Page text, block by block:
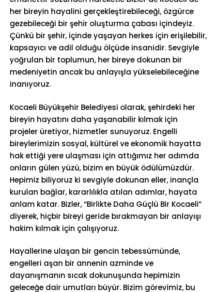
her bireyin hayalini gerçekleştirebileceği, özgürce
gezebileceği bir şehir oluşturma çabası içindeyiz.
Çünkü bir şehir, içinde yaşayan herkes için erişilebilir,
kapsayıcı ve adil olduğu ölçüde insanidir. Sevgiyle
yoğrulan bir toplumun, her bireye dokunan bir
medeniyetin ancak bu anlayışla yükselebileceğine
inanıyoruz.
Kocaeli Büyükşehir Belediyesi olarak, şehirdeki her
bireyin hayatını daha yaşanabilir kılmak için
projeler üretiyor, hizmetler sunuyoruz. Engelli
bireylerimizin sosyal, kültürel ve ekonomik hayatta
hak ettiği yere ulaşması için attığımız her adımda
onların gülen yüzü, bizim en büyük ödülümüzdür.
Hepimiz biliyoruz ki sevgiyle dokunan eller, inançla
kurulan bağlar, kararlılıkla atılan adımlar, hayata
anlam katar. Bizler, “Birlikte Daha Güçlü Bir Kocaeli”
diyerek, hiçbir bireyi geride bırakmayan bir anlayışı
hakim kılmak için çalışıyoruz.
Hayallerine ulaşan bir gencin tebessümünde,
engelleri aşan bir annenin azminde ve
dayanışmanın sıcak dokunuşunda hepimizin
geleceğe dair umutları büyür. Bizim görevimiz, bu